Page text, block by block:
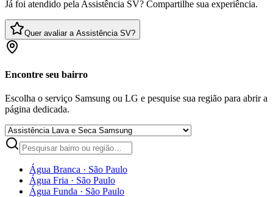
Já foi atendido pela Assistência SV? Compartilhe sua experiência.
Quer avaliar a Assistência SV?
Encontre seu bairro
Escolha o serviço Samsung ou LG e pesquise sua região para abrir a
página dedicada.
Água Branca · São Paulo
Água Fria · São Paulo
Água Funda · São Paulo